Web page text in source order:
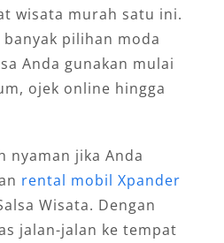
wisata murah satu ini.
pilihan moda
Anda gunakan mulai
ojek online hingga
nyaman jika Anda
rental mobil Xpander
Wisata. Dengan
jalan-jalan ke tempat